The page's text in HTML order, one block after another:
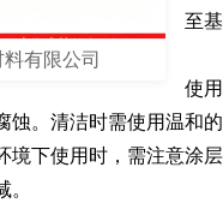
有限公司
至基
使
蚀。清洁时需使用温和
境下使用时，需注意涂